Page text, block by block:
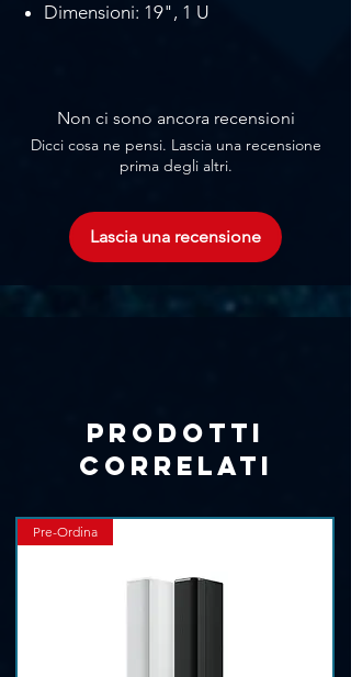
Dimensioni: 19", 1 U
Non ci sono ancora recensioni
Dicci cosa ne pensi. Lascia una recensione
prima degli altri.
Lascia una recensione
Prodotti
correlati
Pre-Ordina